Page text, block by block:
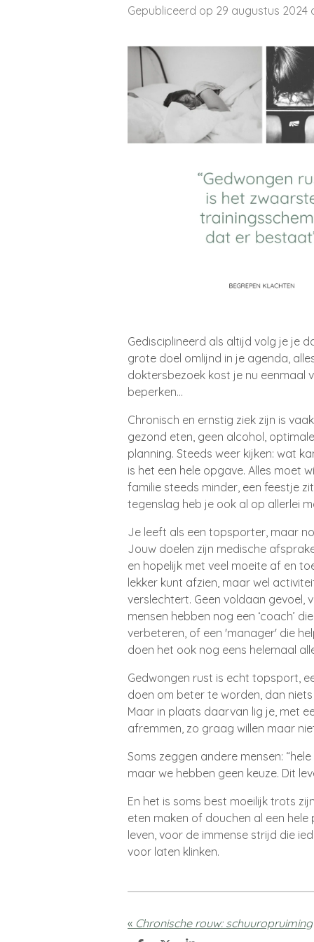
Gepubliceerd op 29 augustus 2024
Gedisciplineerd als altijd volg je je
grote doel omlijnd in je agenda ,
doktersbezoek kost je nu eenmaal
beperken...
Chronisch en ernstig ziek zijn is
gezond eten , geen alcohol ,
planning. Steeds weer kijken: wat
is het een hele opgave. Alles moet
familie steeds minder , een feestje
tegenslag heb je ook al op allerlei
Je leeft als een topsporter , maar
Jouw doelen zijn medische
en hopelijk met veel moeite af en
lekker kunt afzien , maar wel
verslechtert. Geen voldaan gevoel ,
mensen hebben nog een ‘coach’
verbeteren , of een 'manager' die
doen het ook nog eens helemaal
Gedwongen rust is echt topsport ,
doen om beter te worden , dan
Maar in plaats daarvan lig je , met
afremmen , zo graag willen maar
Soms zeggen andere mensen:
maar we hebben geen keuze. Dit
En het is soms best moeilijk trots
eten maken of douchen al een
leven, voor de immense strijd die
voor laten klinken.
« Chronische rouw: schuuropruiming